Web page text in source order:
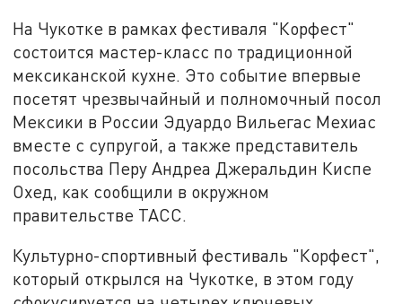
На Чукотке в рамках фестиваля "Корфест"
состоится мастер-класс по традиционной
мексиканской кухне. Это событие впервые
посетят чрезвычайный и полномочный посол
Мексики в России Эдуардо Вильегас Мехиас
вместе с супругой, а также представитель
посольства Перу Андреа Джеральдин Киспе
Охед, как сообщили в окружном
правительстве ТАСС.
Культурно-спортивный фестиваль "Корфест",
который открылся на Чукотке, в этом году